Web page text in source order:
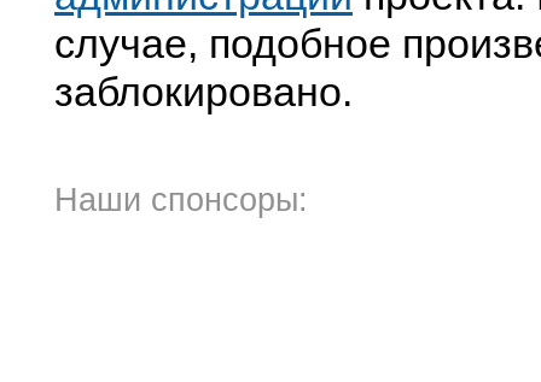
случае, подобное
заблокировано.
Наши спонсоры: